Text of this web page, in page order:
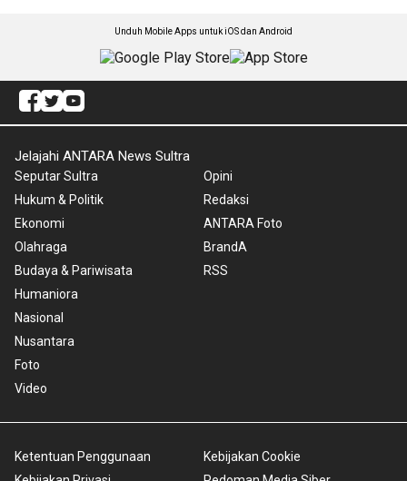
Unduh Mobile Apps untuk iOS dan Android
Jelajahi ANTARA News Sultra
Seputar Sultra
Hukum & Politik
Ekonomi
Olahraga
Budaya & Pariwisata
Humaniora
Nasional
Nusantara
Foto
Video
Opini
Redaksi
ANTARA Foto
BrandA
RSS
Ketentuan Penggunaan
Kebijakan Cookie